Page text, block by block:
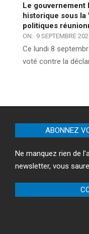
Le gouvernement
historique sous la
politiques
ON: 9 SEPTEMBRE
Ce lundi 8
voté contre la
ABONNEZ
Ne manquez rien de
newsletter, vous